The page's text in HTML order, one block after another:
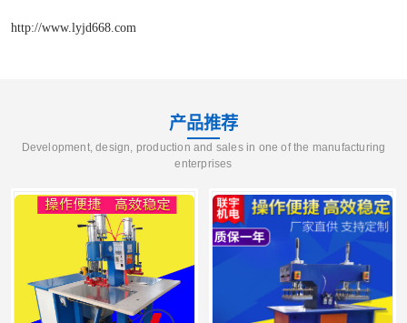
http://www.lyjd668.com
产品推荐
Development, design, production and sales in one of the manufacturing
enterprises